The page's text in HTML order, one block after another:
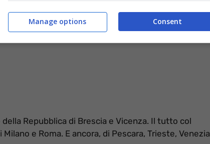
Repubblica di Brescia e Vicenza. Il tutto col
e Roma. E ancora, di Pescara, Trieste, Venezia
Consent
Manage options